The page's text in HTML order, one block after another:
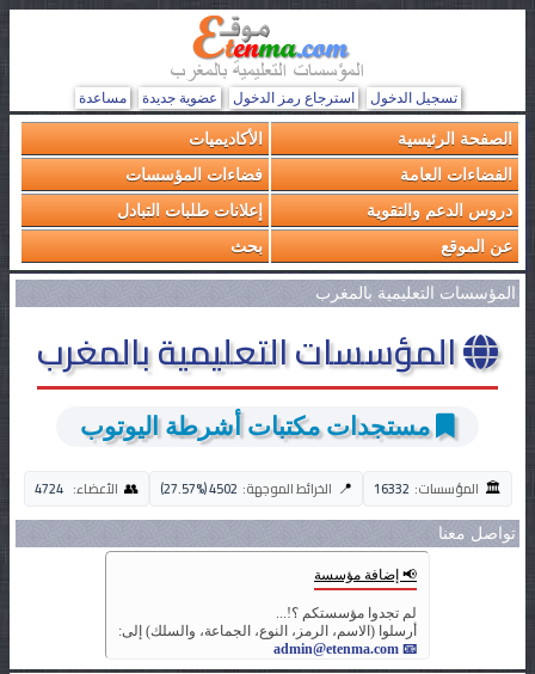
تسجيل الدخول استرجاع رمز الدخول عضوية جديدة مساعدة
الصفحة الرئيسية
الأكاديميات
الفضاءات العامة
فضاءات المؤسسات
دروس الدعم والتقوية
إعلانات طلبات التبادل
عن الموقع
بحث
المؤسسات التعليمية بالمغرب
المؤسسات التعليمية بالمغرب
مستجدات مكتبات أشرطة اليوتوب
🏛️ المؤسسات: 16332
📍 الخرائط الموجهة: 4502 (27.57%)
👥 الأعضاء: 4724
تواصل معنا
📢 إضافة مؤسسة
لم تجدوا مؤسستكم ؟!...
أرسلوا (الاسم، الرمز، النوع، الجماعة، والسلك) إلى:
📧 admin@etenma.com